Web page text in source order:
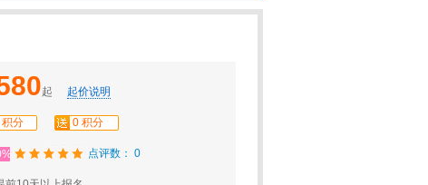
起 起价说明
分 0 积分
点评数： 0